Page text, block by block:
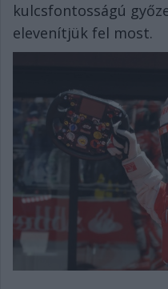
kulcsfontosságú
elevenítjük fel most.